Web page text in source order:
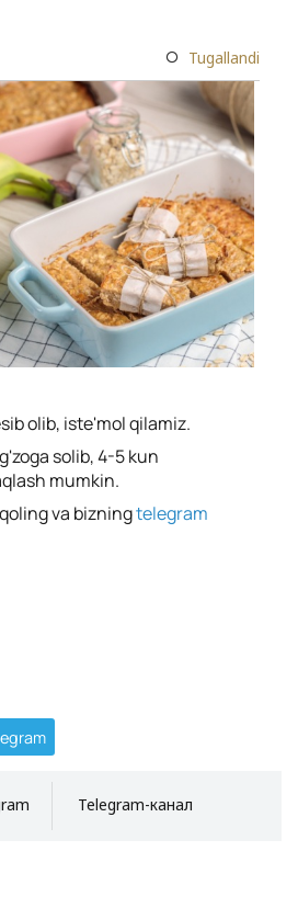
Tugallandi
olib, iste'mol qilamiz.
solib, 4-5 kun
mumkin.
va bizningtelegram
Telegram-канал